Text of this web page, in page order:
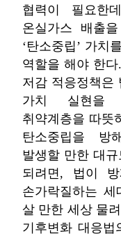
협력이 필요한
온실가스 배출
‘탄소중립’ 가치
역할을 해야 한
저감 적응정책은
가치 실현을
취약계층을 따뜻
탄소중립을 방
발생할 만한 대
되려면, 법이
손가락질하는 세
살 만한 세상 물
기후변화 대응